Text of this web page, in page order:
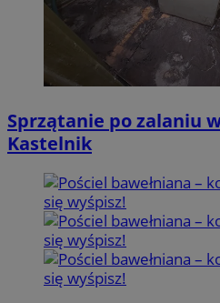
Sprzątanie po zalaniu
Kastelnik